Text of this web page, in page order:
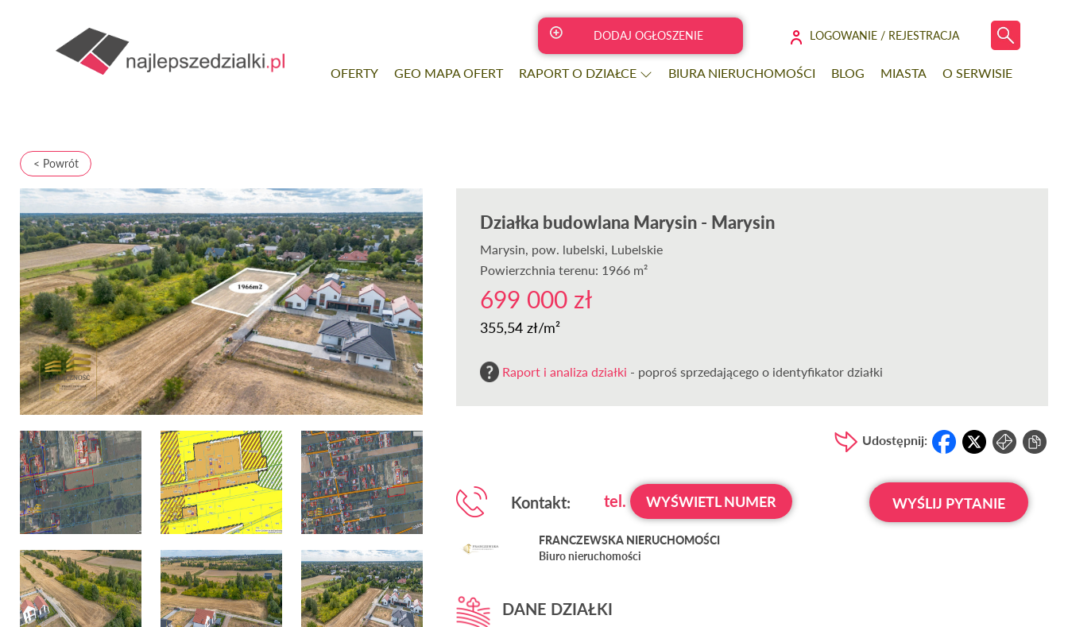
DODAJ OGŁOSZENIE LOGOWANIE / REJESTRACJA
OFERTY GEO MAPA OFERT RAPORT O DZIAŁCE BIURA NIERUCHOMOŚCI BLOG MIASTA O SERWISIE
< Powrót
Działka budowlana Marysin - Marysin
Marysin, pow. lubelski, Lubelskie
Powierzchnia terenu: 1966 m²
699 000 zł
355,54 zł/m²
Raport i analiza działki - poproś sprzedającego o identyfikator działki
Udostępnij:
Kontakt: tel. WYŚWIETL NUMER WYŚLIJ PYTANIE
FRANCZEWSKA NIERUCHOMOŚCI
Biuro nieruchomości
DANE DZIAŁKI